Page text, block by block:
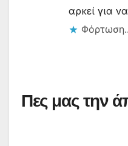
αρκεί για
Πες μας την